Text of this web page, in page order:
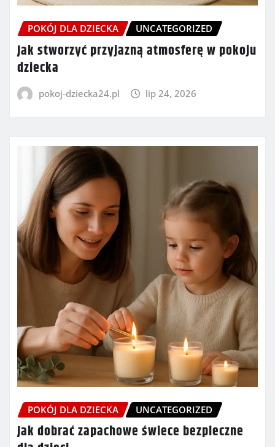
POKÓJ DLA DZIECKA UNCATEGORIZED
Jak stworzyć przyjazną atmosferę w pokoju
dziecka
pokoj-dziecka24.pl lip 24, 2026
POKÓJ DLA DZIECKA UNCATEGORIZED
Jak dobrać zapachowe świece bezpieczne